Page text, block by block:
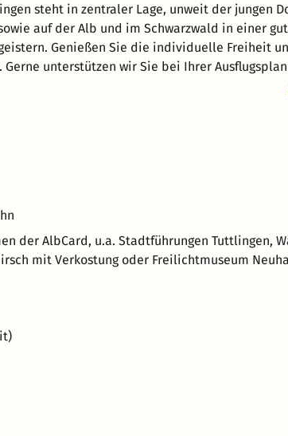
steht in zentraler Lage, unweit der jungen
auf der Alb und im Schwarzwald in einer
Genießen Sie die individuelle Freiheit
unterstützen wir Sie bei Ihrer
der AlbCard, u.a. Stadtführungen Tuttlingen,
mit Verkostung oder Freilichtmuseum